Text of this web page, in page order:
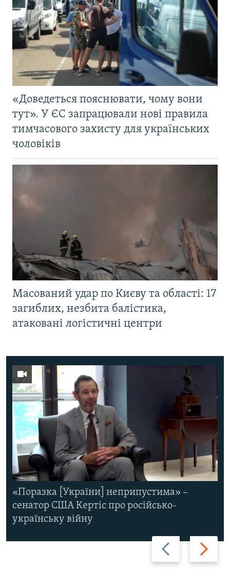
«Доведеться пояснювати, чому вони
тут». У ЄС запрацювали нові правила
тимчасового захисту для українських
чоловіків
Масований удар по Києву та області: 17
загиблих, незбита балістика,
атаковані логістичні центри
Назад Вперед
«Поразка [України] неприпустима» –
сенатор США Кертіс про російсько-
українську війну